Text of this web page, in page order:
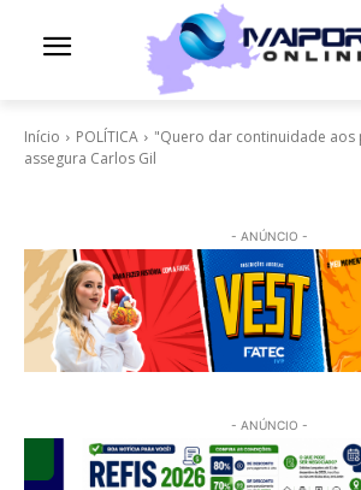
Início POLÍTICA
"Quero dar continuidade
assegura Carlos Gil
- ANÚNCIO -
- ANÚNCIO -